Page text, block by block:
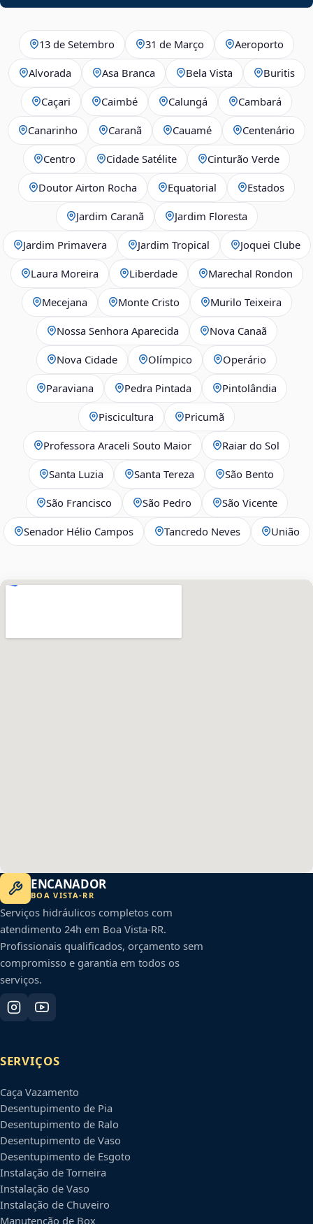
13 de Setembro 31 de Março Aeroporto
Alvorada Asa Branca Bela Vista Buritis
Caçari Caimbé Calungá Cambará
Canarinho Caranã Cauamé Centenário
Centro Cidade Satélite Cinturão Verde
Doutor Airton Rocha Equatorial Estados
Jardim Caranã Jardim Floresta
Jardim Primavera Jardim Tropical Joquei Clube
Laura Moreira Liberdade Marechal Rondon
Mecejana Monte Cristo Murilo Teixeira
Nossa Senhora Aparecida Nova Canaã
Nova Cidade Olímpico Operário
Paraviana Pedra Pintada Pintolândia
Piscicultura Pricumã
Professora Araceli Souto Maior Raiar do Sol
Santa Luzia Santa Tereza São Bento
São Francisco São Pedro São Vicente
Senador Hélio Campos Tancredo Neves União
ENCANADOR
BOA VISTA-RR
Serviços hidráulicos completos com
atendimento 24h em Boa Vista-RR.
Profissionais qualificados, orçamento sem
compromisso e garantia em todos os
serviços.
SERVIÇOS
Caça Vazamento
Desentupimento de Pia
Desentupimento de Ralo
Desentupimento de Vaso
Desentupimento de Esgoto
Instalação de Torneira
Instalação de Vaso
Instalação de Chuveiro
Manutenção de Box